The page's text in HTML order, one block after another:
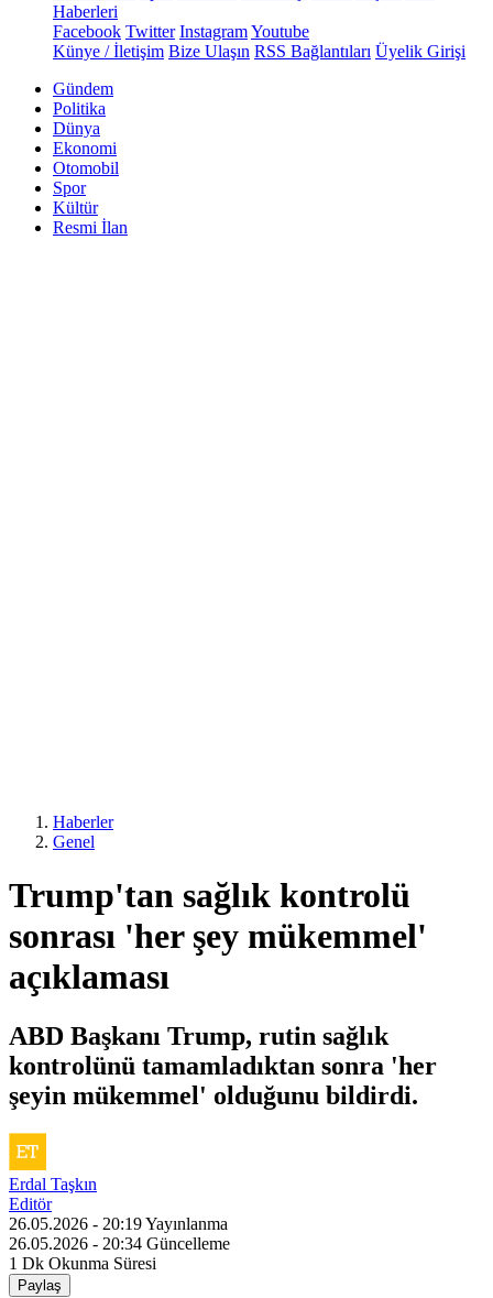
Haberleri
Facebook Twitter InstagramYoutube
Künye / İletişim Bize Ulaşın RSS Bağlantıları Üyelik Girişi
Gündem
Politika
Dünya
Ekonomi
Otomobil
Spor
Kültür
Resmi İlan
Haberler
Genel
Trump'tan sağlık kontrolü
sonrası 'her şey mükemmel'
açıklaması
ABD Başkanı Trump, rutin sağlık
kontrolünü tamamladıktan sonra 'her
şeyin mükemmel' olduğunu bildirdi.
Erdal Taşkın
Editör
26.05.2026 - 20:19Yayınlanma
26.05.2026 - 20:34 Güncelleme
1 Dk Okunma Süresi
Paylaş